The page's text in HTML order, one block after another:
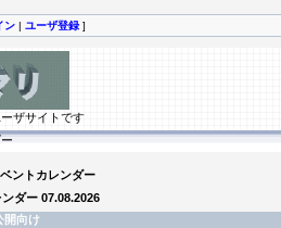
ン | ユーザ登録 ]
ザサイトです
ントカレンダー
ダー 07.08.2026
開向け